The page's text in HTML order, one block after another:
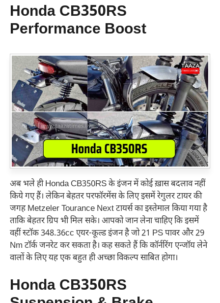
Honda CB350RS
Performance Boost
अब भले ही Honda CB350RS के इंजन में कोई ख़ास बदलाव नहीं
किये गए हैं। लेकिन बेहतर परफॉरमेंस के लिए इसमें रेगुलर टायर की
जगह Metzeler Tourance Next टायर्स का इस्तेमाल किया गया है
ताकि बेहतर ग्रिप भी मिल सके। आपको जान लेना चाहिए कि इसमें
वहीं स्टॉक 348.36cc एयर-कूल्ड इंजन है जो 21 PS पावर और 29
Nm टॉर्क जनरेट कर सकता है। कह सकते हैं कि कॉर्नरिंग एन्जॉय लेने
वालों के लिए यह एक बहुत ही अच्छा विकल्प साबित होगा।
Honda CB350RS